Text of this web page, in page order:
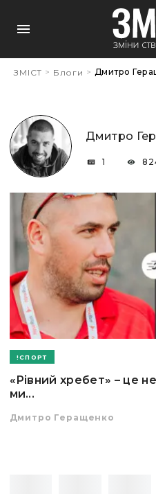
ЗМІСТ > Блоги > Дмитро
Дмитро
1
СПОРТ
«Рівний хребет» – це
ми...
Дмитро Геращенко